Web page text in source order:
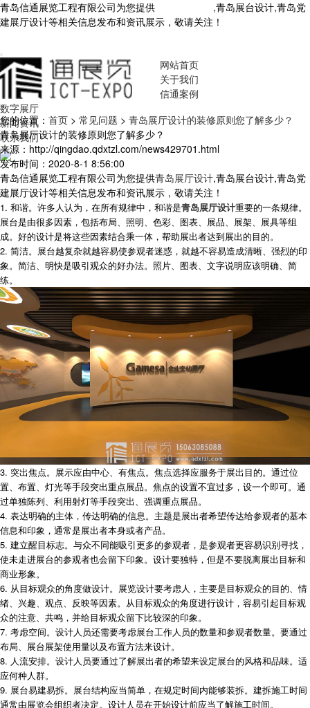
青岛信通展览工程有限公司为您提供
,青岛展台设计,青岛党
建展厅设计等相关信息发布和资讯展示，敬请关注！
网站首页
关于我们
信通案例
数字展厅
新闻资讯
联系我们
您的位置： 首页 > 常见问题 > 青岛展厅设计的装修原则您了解多少？
青岛展厅设计的装修原则您了解多少？
来源：http://qingdao.qdxtzl.com/news429701.html
发布时间：2020-8-1 8:56:00
青岛信通展览工程有限公司为您提供青岛展厅设计,青岛展台设计,青岛党
建展厅设计等相关信息发布和资讯展示，敬请关注！
1. 和谐。许多人认为，在所有规律中，和谐是青岛展厅设计重要的一条规律。
展台是由很多因素，包括布局、照明、色彩、图表、展品、展架、展具等组
成。好的设计是将这些因素结合乘一体，帮助展出者达到展出的目的。
2. 简洁。展台越复杂就越容易使参观者迷惑，就越不容易造成清晰、强烈的印
象。简洁、明快是吸引观众的好办法。照片、图表、文字说明应该明确、简
练。
3. 突出焦点。展示应由中心、有焦点。焦点选择应服务于展出目的。通过位
置、布置、灯光等手段突出重点展品。焦点的设置不宜过多，设一个即可。通
过单独陈列、利用射灯等手段突出、强调重点展品。
4. 表达明确的主体，传达明确的信息。主题是展出者希望传达给参观者的基本
信息和印象，通常是展出者本身或者产品。
5. 建立醒目标志。与众不同能吸引更多的参观者，是参观者更容易识别寻找，
使未走进展台的参观者也会留下印象。设计要独特，但是不要脱离展出目标和
商业形象。
6. 从目标观众的角度做设计。展览设计要考虑人，主要是目标观众的目的、情
绪、兴趣、观点、反映等因素。从目标观众的角度进行设计，容易引起目标观
众的注意、共鸣，并给目标观众留下比较深的印象。
7. 考虑空间。设计人员还需要考虑展台工作人员的数量和参观者数量。要通过
布局、展台展架使用量以及布置方法来设计。
8. 人流安排。设计人员要通过了解展出者的希望来设定展台的风格和品味。适
应何种人群。
9. 展台易建易拆。展台结构应当简单，在规定时间内能够装拆。建拆施工时间
通常由展览会组织者决定。设计人员在开始设计前应当了解施工时间。